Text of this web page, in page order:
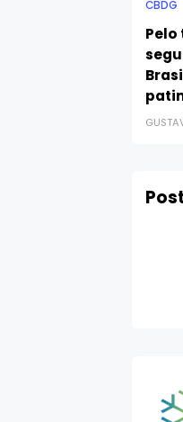
CBDG